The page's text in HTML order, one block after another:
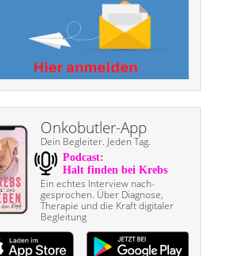
Onkobutler-App
Dein Begleiter. Jeden Tag.
Ein echtes Interview nach­
gesprochen. Über Diagnose,
Therapie und die Kraft digitaler
Begleitung